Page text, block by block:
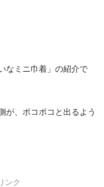
なミニ巾着」の紹介で
が、ポコポコと出るよう
ンク